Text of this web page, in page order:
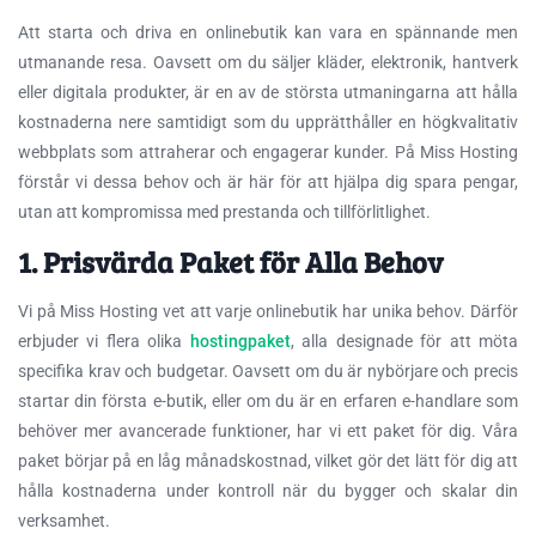
Att starta och driva en onlinebutik kan vara en spännande men
utmanande resa. Oavsett om du säljer kläder, elektronik, hantverk
eller digitala produkter, är en av de största utmaningarna att hålla
kostnaderna neresamtidigt som du upprätthåller en högkvalitativ
webbplats som attraherar och engagerar kunder. På Miss Hosting
förstår vi dessa behov och är här för att hjälpa dig spara pengar,
utan att kompromissa med prestanda och tillförlitlighet.
1. Prisvärda Paket för Alla Behov
Vi på Miss Hosting vet att varje onlinebutik har unika behov. Därför
erbjuder vi flera olika
hostingpaket, alla designade för att möta
specifika krav och budgetar. Oavsett om du är nybörjare och precis
startar din första e-butik, eller om du är en erfaren e-handlare som
behöver mer avancerade funktioner, har vi ett paket för dig. Våra
paket börjar på en låg månadskostnad, vilket gör det lätt för dig att
hålla kostnaderna under kontroll när du bygger och skalar din
verksamhet.